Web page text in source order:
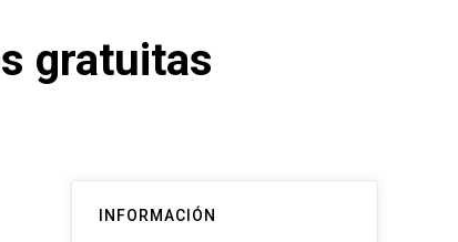
gratuitas
INFORMACIÓN